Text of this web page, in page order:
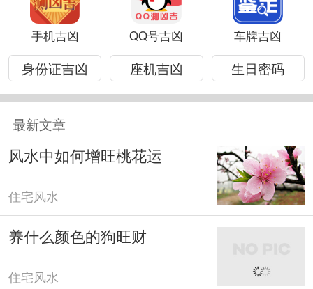
手机吉凶 QQ号吉凶 车牌吉凶
身份证吉凶 座机吉凶 生日密码
最新文章
风水中如何增旺桃花运
住宅风水
养什么颜色的狗旺财
住宅风水